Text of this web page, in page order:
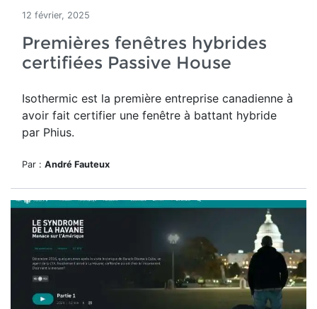
12 février, 2025
Premières fenêtres hybrides
certifiées Passive House
Isothermic est la première entreprise canadienne à
avoir fait certifier une fenêtre à battant hybride
par Phius.
Par : André Fauteux